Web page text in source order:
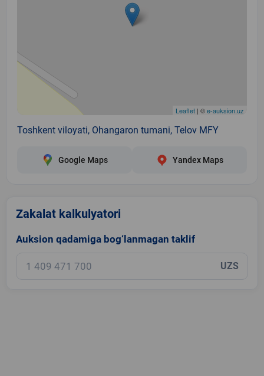
Leaflet | ©e-auksion.uz
Toshkent viloyati, Ohangaron tumani, Telov MFY
Google Maps Yandex Maps
Zakalat kalkulyatori
Auksion qadamiga bog‘lanmagan taklif
UZS